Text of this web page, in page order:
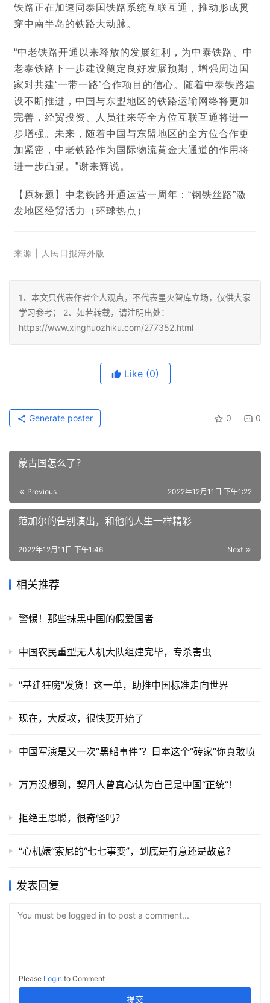
铁路正在加速同泰国铁路系统互联互通，推动形成贯
穿中南半岛的铁路大动脉。
“中老铁路开通以来释放的发展红利，为中泰铁路、中
老泰铁路下一步建设奠定良好发展预期，增强周边国
家对共建‘一带一路’合作项目的信心。随着中泰铁路建
设不断推进，中国与东盟地区的铁路运输网络将更加
完善，经贸投资、人员往来等全方位互联互通将进一
步增强。未来，随着中国与东盟地区的全方位合作更
加紧密，中老铁路作为国际物流黄金大通道的作用将
进一步凸显。”谢来辉说。
【原标题】 中老铁路开通运营一周年： “钢铁丝路”激
发地区经贸活力（环球热点）
来源 | 人民日报海外版
1、本文只代表作者个人观点，不代表星火智库立场，仅供大家
学习参考； 2、如若转载，请注明出处：
https://www.xinghuozhiku.com/277352.html
Like (0)
0 0
Generate poster
蒙古国怎么了？
Previous 2022年12月11日 下午1:22
范加尔的告别演出，和他的人生一样精彩
Next
2022年12月11日 下午1:46
相关推荐
警惕！那些抹黑中国的假爱国者
中国农民重型无人机大队组建完毕，专杀害虫
"基建狂魔"发货！这一单，助推中国标准走向世界
现在，大反攻，很快要开始了
中国军演是又一次“黑船事件”？日本这个“砖家”你真敢喷
万万没想到，契丹人曾真心认为自己是中国“正统”！
拒绝王思聪，很奇怪吗？
“心机婊”索尼的“七七事变”，到底是有意还是故意？
发表回复
You must be logged in to post a comment...
Please Login to Comment
提交